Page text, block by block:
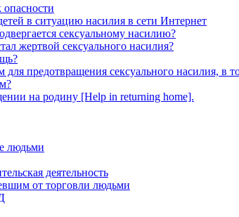
в ситуацию насилия в сети Интернет
сексуальному насилию?
жертвой сексуального насилия?
для предотвращения сексуального насилия, в
на родину [Help in returning home].
людьми
деятельность
от торговли людьми